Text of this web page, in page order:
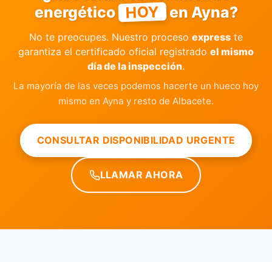
energético HOY en Ayna?
No te preocupes. Nuestro proceso express te
garantiza el certificado oficial registrado el mismo
día de la inspección.
La mayoría de las veces podemos hacerte un hueco hoy
mismo en Ayna y resto de Albacete.
CONSULTAR DISPONIBILIDAD URGENTE
LLAMAR AHORA